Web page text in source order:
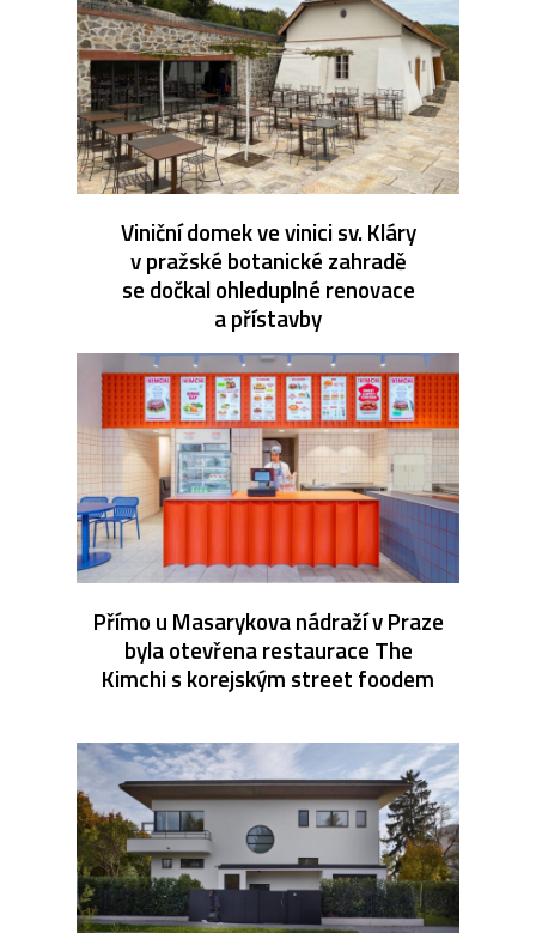
Viniční domek ve vinici sv. Kláry
v pražské botanické zahradě
se dočkal ohleduplné renovace
a přístavby
Přímo u Masarykova nádraží v Praze
byla otevřena restaurace The
Kimchi s korejským street foodem